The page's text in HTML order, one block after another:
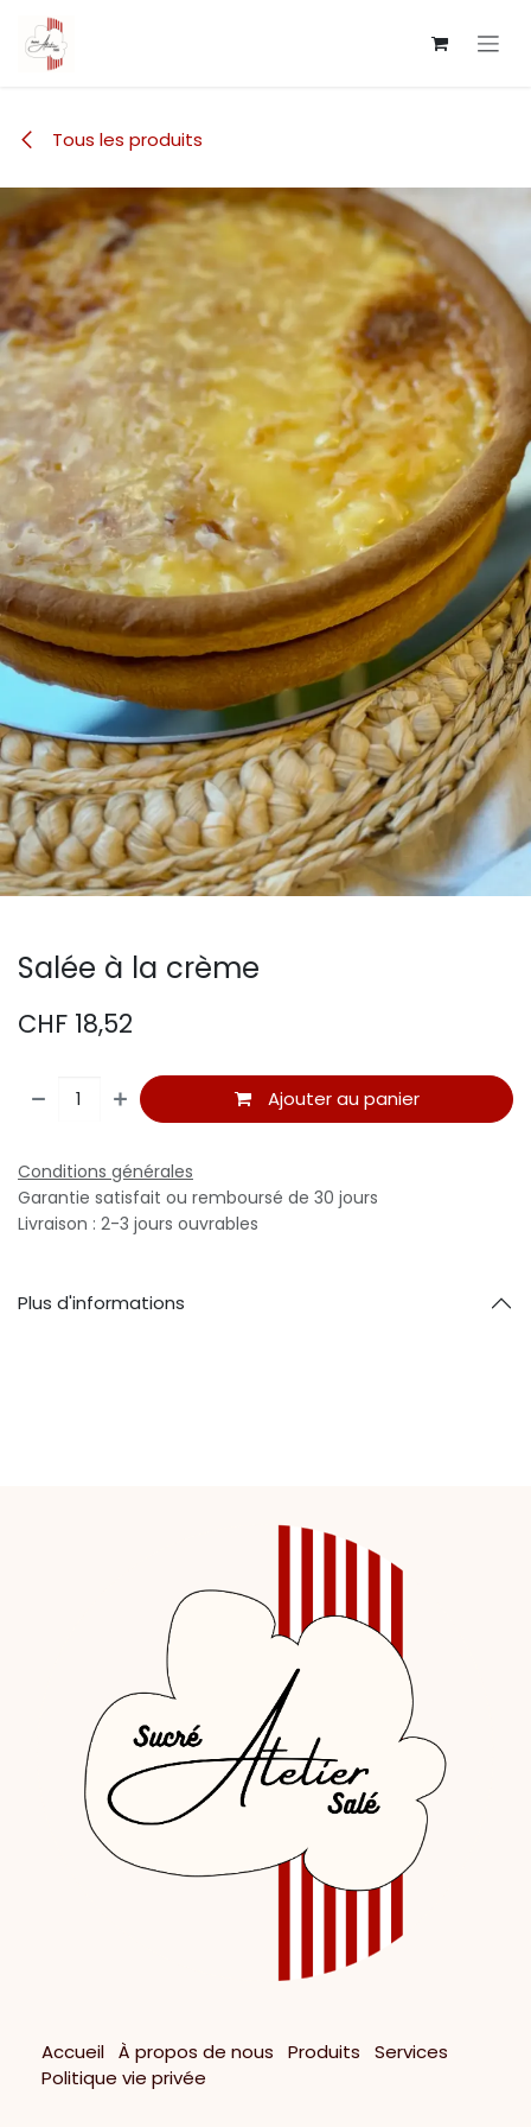
Se rendre au contenu
Tous les produits
Salée à la crème
CHF 18,52
Ajouter au panier
Conditions générales
Garantie satisfait ou remboursé de 30 jours
Livraison : 2-3 jours ouvrables
Plus d'informations
Accueil À propos de nous Produits
Services
Politique vie privée